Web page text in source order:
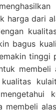
harga dari
bagus
tinggi
membeli